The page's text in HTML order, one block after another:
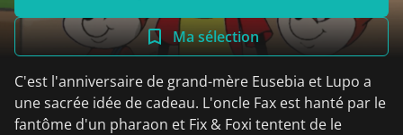
Ma sélection
C'est l'anniversaire de grand-mère Eusebia et Lupo a
une sacrée idée de cadeau. L'oncle Fax est hanté par le
fantôme d'un pharaon et Fix & Foxi tentent de le